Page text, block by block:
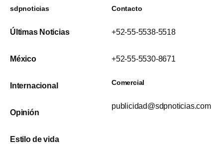
sdpnoticias
Últimas Noticias
México
Internacional
Opinión
Estilo de vida
Contacto
+52-55-5538-5518
+52-55-5530-8671
Comercial
publicidad@sdpnoticias.com